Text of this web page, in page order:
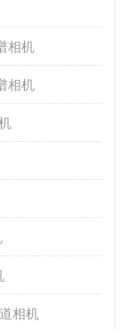
相机
相机
相机